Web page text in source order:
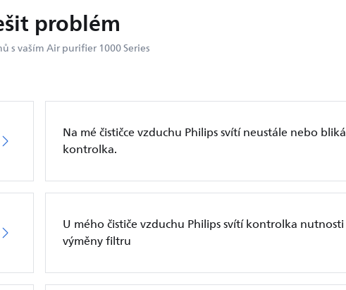
problém
s vaším Air purifier 1000 Series
Na mé čističce vzduchu Philips svítí neustále nebo bliká
kontrolka.
U mého čističe vzduchu Philips svítí kontrolka nutnosti
výměny filtru